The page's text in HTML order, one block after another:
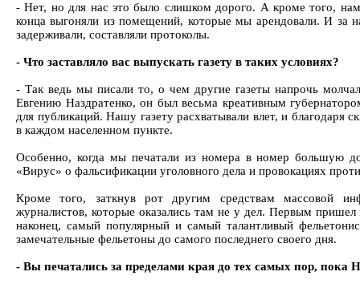
- Нет, но для нас это было слишком дорого. А кроме того,
конца выгоняли из помещений, которые мы арендовали. И за
задерживали, составляли протоколы.
- Что заставляло вас выпускать газету в таких условиях?
- Так ведь мы писали то, о чем другие газеты напрочь
Евгению Наздратенко, он был весьма креативным
для публикаций. Нашу газету расхватывали влет, и благодаря
в каждом населенном пункте.
Особенно, когда мы печатали из номера в номер большую
«Вирус» о фальсификации уголовного дела и провокациях
Кроме того, заткнув рот другим средствам массовой
журналистов, которые оказались там не у дел. Первым
наконец, самый популярный и самый талантливый
замечательные фельетоны до самого последнего своего дня.
- Вы печатались за пределами края до тех самых пор, пока